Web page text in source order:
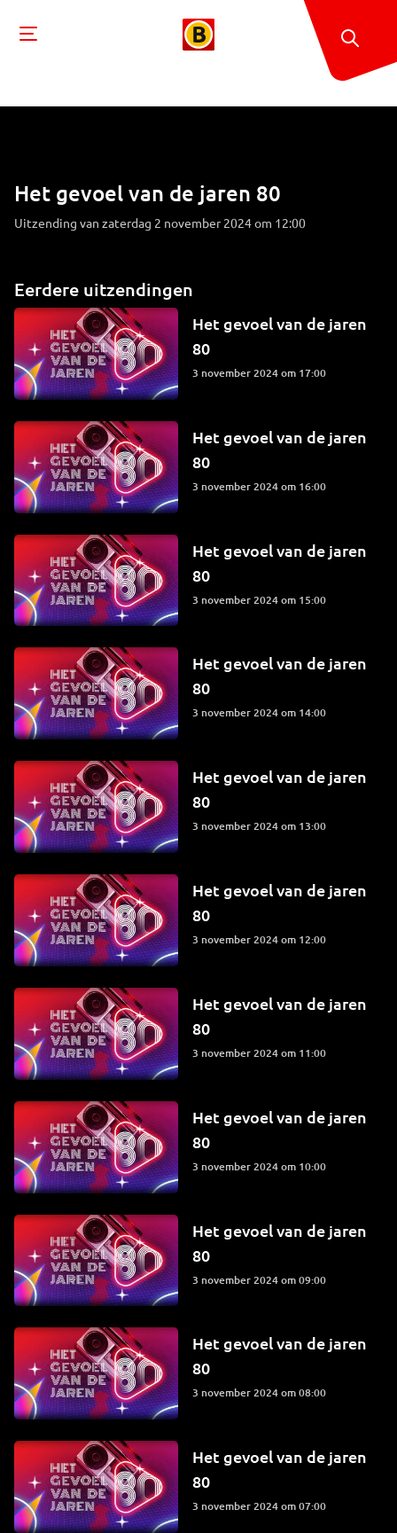
Het gevoel van de jaren 80
Uitzending van zaterdag 2 november 2024 om 12:00
Eerdere uitzendingen
Het gevoel van de jaren
80
3 november 2024 om 17:00
Het gevoel van de jaren
80
3 november 2024 om 16:00
Het gevoel van de jaren
80
3 november 2024 om 15:00
Het gevoel van de jaren
80
3 november 2024 om 14:00
Het gevoel van de jaren
80
3 november 2024 om 13:00
Het gevoel van de jaren
80
3 november 2024 om 12:00
Het gevoel van de jaren
80
3 november 2024 om 11:00
Het gevoel van de jaren
80
3 november 2024 om 10:00
Het gevoel van de jaren
80
3 november 2024 om 09:00
Het gevoel van de jaren
80
3 november 2024 om 08:00
Het gevoel van de jaren
80
3 november 2024 om 07:00